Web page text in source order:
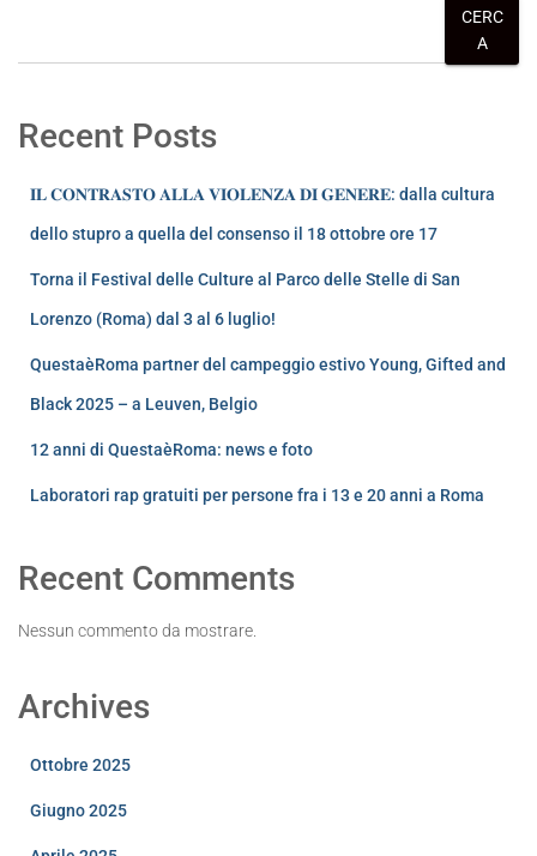
CERC
A
Recent Posts
𝐈𝐋 𝐂𝐎𝐍𝐓𝐑𝐀𝐒𝐓𝐎 𝐀𝐋𝐋𝐀 𝐕𝐈𝐎𝐋𝐄𝐍𝐙𝐀 𝐃𝐈 𝐆𝐄𝐍𝐄𝐑𝐄: dalla cultura
dello stupro a quella del consenso il 18 ottobre ore 17
Torna il Festival delle Culture al Parco delle Stelle di San
Lorenzo (Roma) dal 3 al 6 luglio!
QuestaèRoma partner del campeggio estivo Young, Gifted and
Black 2025 – a Leuven, Belgio
12 anni di QuestaèRoma: news e foto
Laboratori rap gratuiti per persone fra i 13 e 20 anni a Roma
Recent Comments
Nessun commento da mostrare.
Archives
Ottobre 2025
Giugno 2025